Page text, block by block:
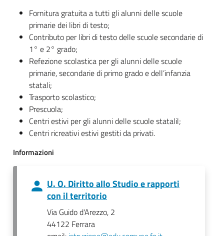
Fornitura gratuita a tutti gli alunni delle scuole
primarie dei libri di testo;
Contributo per libri di testo delle scuole secondarie di
1° e 2° grado;
Refezione scolastica per gli alunni delle scuole
primarie, secondarie di primo grado e dell’infanzia
statali;
Trasporto scolastico;
Prescuola;
Centri estivi per gli alunni delle scuole statalil;
Centri ricreativi estivi gestiti da privati.
Informazioni
U. O. Diritto allo Studio e rapporti
con il territorio
Via Guido d'Arezzo, 2
44122 Ferrara